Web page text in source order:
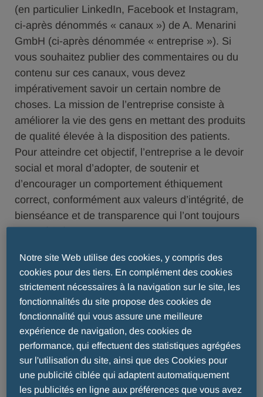
(en particulier LinkedIn, Facebook et Instagram,
ci-après dénommés « canaux ») de A. Menarini
GmbH (ci-après dénommée « entreprise »). Si
vous souhaitez publier des commentaires ou du
contenu sur ces canaux, vous devez
impérativement savoir un certain nombre de
choses. La mission de l’entreprise consiste à
améliorer la vie des gens en mettant des produits
de qualité élevée à la disposition des patients.
Pour atteindre cet objectif, l’entreprise a le devoir
social et moral d’adopter, de soutenir et
d’encourager un comportement éthiquement
correct, conformément aux valeurs d’intégrité, de
bienséance et de transparence qui l’ont toujours
d’encourager, voire de tolérer, un comportement
qui ne s’y conforme pas. L’entreprise est active
dans des secteurs soumis à des règles
spécifiques ; toute discussion doit donc être
conforme aux conditions d’utilisation ci-dessous.
Vos données seront traitées conformément à la
législation applicable. Veuillez cliquericipour
obtenir davantage d’informations.
Notre site Web utilise des cookies, y compris des
cookies pour des tiers. En complément des cookies
strictement nécessaires à la navigation sur le site, les
fonctionnalités du site propose des cookies de
fonctionnalité qui vous assure une meilleure
expérience de navigation, des cookies de
performance, qui effectuent des statistiques agrégées
sur l'utilisation du site, ainsi que des Cookies pour
une publicité ciblée qui adaptent automatiquement
les publicités en ligne aux préférences que vous avez